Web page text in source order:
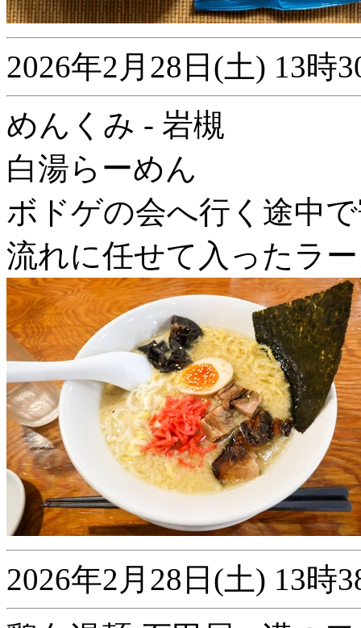
2026年2月28日(土) 13時
めんくみ - 岩槻
白湯らーめん
ボドゲの会へ行く途中
流れに任せて入ったラ
2026年2月28日(土) 13時